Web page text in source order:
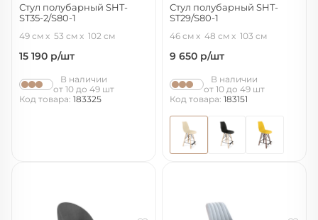
Стул полубарный SHT-
ST35-2/S80-1
лак/черный
49 см 53 см 102 см
15 190 р/шт
В наличии
от 10 до 49 шт
Код товара: 183325
Стул полубарный SHT-
ST29/S80-1
46 см 48 см 103 см
9 650 р/шт
В наличии
от 10 до 49 шт
Код товара: 183151